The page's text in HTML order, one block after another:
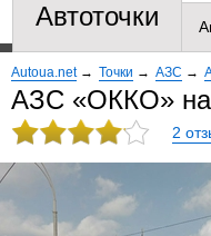
Автоточки
Autoua.net → Точки → АЗС →
АЗС «ОККО» на
2